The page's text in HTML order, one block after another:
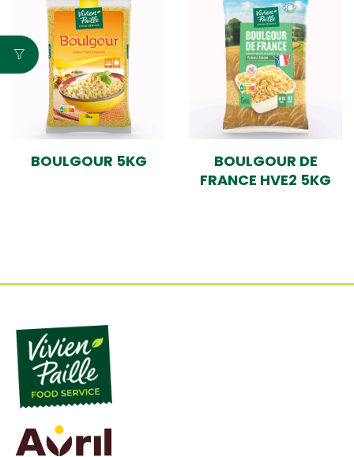
BOULGOUR 5KG
BOULGOUR DE
FRANCE HVE2 5KG